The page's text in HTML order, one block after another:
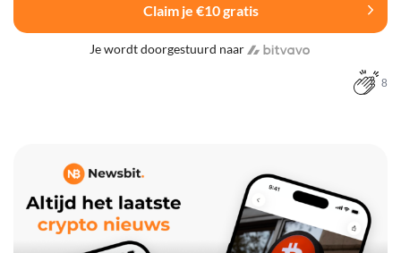
Claim je €10 gratis
Je wordt doorgestuurd naar
8